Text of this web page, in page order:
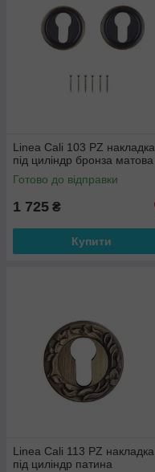
Linea Cali 103 PZ накладка
під циліндр бронза матова
Готово до відправки
1 725 ₴
Купити
Linea Cali 113 PZ накладка
під циліндр патина